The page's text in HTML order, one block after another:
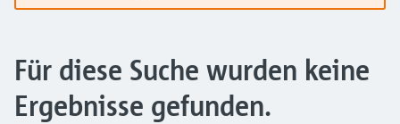
Für diese Suche wurden keine
Ergebnisse gefunden.